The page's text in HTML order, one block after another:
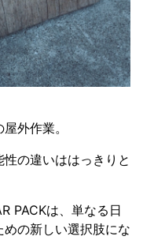
外作業。
の違いははっきりと
PACKは、単なる日
の新しい選択肢にな